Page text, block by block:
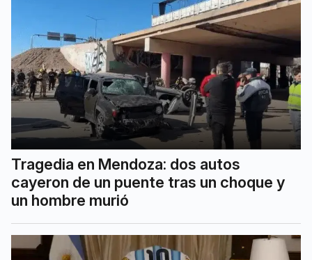
Tragedia en Mendoza: dos autos
cayeron de un puente tras un choque y
un hombre murió